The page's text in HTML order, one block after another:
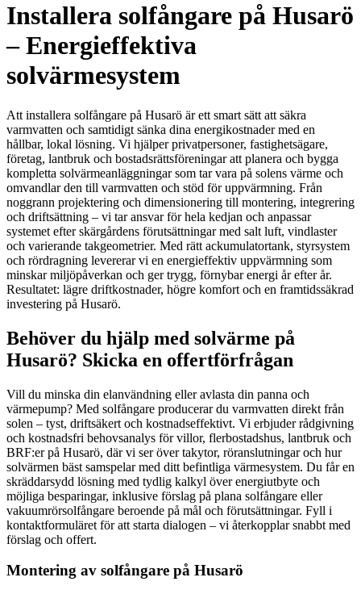
Installera solfångare på Husarö
– Energieffektiva
solvärmesystem
Att installera solfångare på Husarö är ett smart sätt att säkra
varmvatten och samtidigt sänka dina energikostnader med en
hållbar, lokal lösning. Vi hjälper privatpersoner, fastighetsägare,
företag, lantbruk och bostadsrättsföreningar att planera och bygga
kompletta solvärmeanläggningar som tar vara på solens värme och
omvandlar den till varmvatten och stöd för uppvärmning. Från
noggrann projektering och dimensionering till montering, integrering
och driftsättning – vi tar ansvar för hela kedjan och anpassar
systemet efter skärgårdens förutsättningar med salt luft, vindlaster
och varierande takgeometrier. Med rätt ackumulatortank, styrsystem
och rördragning levererar vi en energieffektiv uppvärmning som
minskar miljöpåverkan och ger trygg, förnybar energi år efter år.
Resultatet: lägre driftkostnader, högre komfort och en framtidssäkrad
investering på Husarö.
Behöver du hjälp med solvärme på
Husarö? Skicka en offertförfrågan
Vill du minska din elanvändning eller avlasta din panna och
värmepump? Med solfångare producerar du varmvatten direkt från
solen – tyst, driftsäkert och kostnadseffektivt. Vi erbjuder rådgivning
och kostnadsfri behovsanalys för villor, flerbostadshus, lantbruk och
BRF:er på Husarö, där vi ser över takytor, röranslutningar och hur
solvärmen bäst samspelar med ditt befintliga värmesystem. Du får en
skräddarsydd lösning med tydlig kalkyl över energiutbyte och
möjliga besparingar, inklusive förslag på plana solfångare eller
vakuumrörsolfångare beroende på mål och förutsättningar. Fyll i
kontaktformuläret för att starta dialogen – vi återkopplar snabbt med
förslag och offert.
Montering av solfångare på Husarö